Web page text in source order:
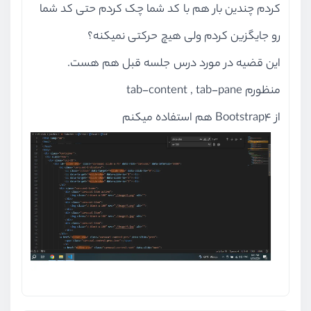
کردم چندین بار هم با کد شما چک کردم حتی کد شما
رو جایگزین کردم ولی هیچ حرکتی نمیکنه؟
این قضیه در مورد درس جلسه قبل هم هست.
منظورم tab-content , tab-pane
از Bootstrap4 هم استفاده میکنم